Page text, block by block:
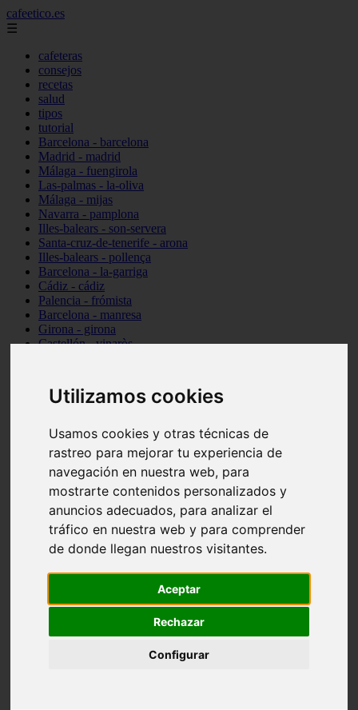
Utilizamos cookies
Usamos cookies y otras técnicas de
rastreo para mejorar tu experiencia de
navegación en nuestra web, para
mostrarte contenidos personalizados y
anuncios adecuados, para analizar el
tráfico en nuestra web y para comprender
de donde llegan nuestros visitantes.
Aceptar
Rechazar
Configurar
cafeetico.es
☰
cafeteras
consejos
recetas
salud
tipos
tutorial
Barcelona - barcelona
Madrid - madrid
Málaga - fuengirola
Las-palmas - la-oliva
Málaga - mijas
Navarra - pamplona
Illes-balears - son-servera
Santa-cruz-de-tenerife - arona
Illes-balears - pollença
Barcelona - la-garriga
Cádiz - cádiz
Palencia - frómista
Barcelona - manresa
Girona - girona
Castellón - vinaròs
Málaga - nerja
Girona - blanes
Málaga - marbella
Asturias - gijón
Girona - figueres
Alicante - santa-pola
Almería - roquetas-de-mar
Girona - tossa-de-mar
Barcelona - sant-cugat-del-vallès
Alicante - l39alfàs-del-pi
Barcelona - vilanova-i-la-geltrú
Castellón - peñíscola
Illes-balears - sant-josep-de-sa-talaia